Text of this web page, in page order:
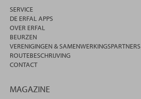
SERVICE
DE ERFAL APPS
OVER ERFAL
BEURZEN
VERENIGINGEN & SAMENWERKINGSPARTNERS
ROUTEBESCHRIJVING
CONTACT
MAGAZINE